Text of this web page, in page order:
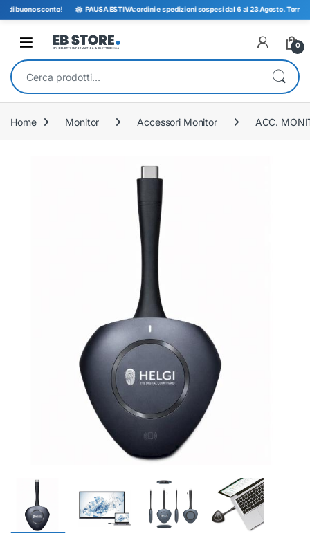
buono sconto! PAUSA ESTIVA: ordini e spedizioni sospesi dal 6 al 23 Agosto.
Open 0
Cerca:
Home Monitor Accessori Monitor ACC.